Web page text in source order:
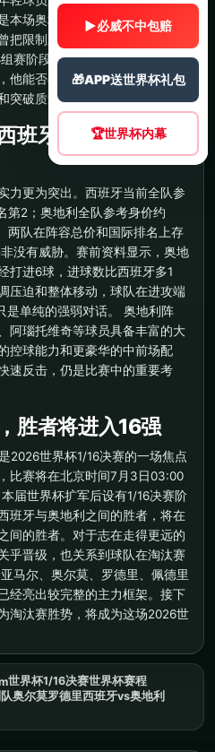
本场奥地利防线重点盯防的对
把限制亚马尔列为比赛中的关键
赛阶段已经逐步增加出场时间，
他能否在边路制造持续威胁，将
突破质量。
班牙不能只看纸面
力更为突出。西班牙当前全队参
第2；奥地利全队参考身价约
两队在阵容总价和国际排名上存
没有威胁。赛前资料显示，奥地
打进6球，进球数比西班牙多1
压迫和整体移动，球队在进攻端
是单纯的强弱对话。 奥地利阵
阿瑙托维奇等球员具备丰富的大
控球能力和更豪华的中前场配
速反击，仍是比赛中的重要考
胜者将进入16强
2026世界杯1/16决赛的一场焦点
比赛将在北京时间7月3日03:00
届世界杯扩军后设有1/16决赛阶
班牙与奥地利之间的胜者，将在
间的胜者。对于志在走得更远的
乎晋级，也关系到球队在淘汰赛
马尔、奥尔莫、罗德里、佩德里
经亮出较完整的主力框架。接下
淘汰赛胜势，将成为这场2026世
世界杯1/16决赛世界杯赛程
奥尔莫罗德里西班牙vs奥地利
▶必威不中包赔
🎁APP送世界杯礼包
🏆世界杯内幕